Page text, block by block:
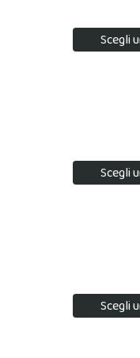
Scegli
Scegli
Scegli